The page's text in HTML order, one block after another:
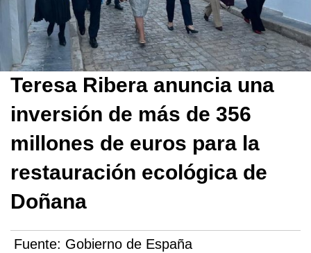
Teresa Ribera anuncia una
inversión de más de 356
millones de euros para la
restauración ecológica de
Doñana
Fuente: Gobierno de España